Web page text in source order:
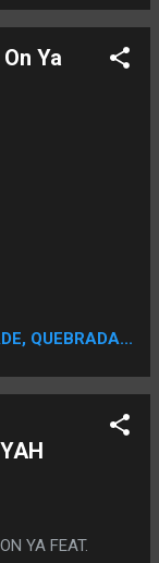
votar usando
Corrente. VOTE
Ya
QUEBRADA...
YA FEAT.